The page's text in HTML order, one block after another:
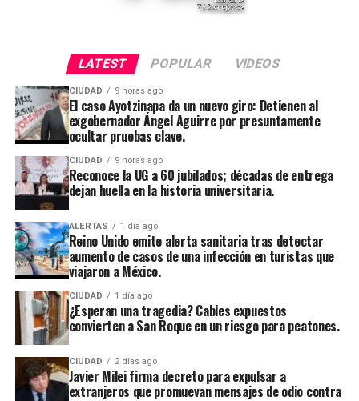
LATEST POPULAR VIDEOS
CIUDAD 9 horas ago
El caso Ayotzinapa da un nuevo giro: Detienen al
exgobernador Ángel Aguirre por presuntamente
ocultar pruebas clave.
CIUDAD 9 horas ago
Reconoce la UG a 60 jubilados; décadas de entrega
dejan huella en la historia universitaria.
ALERTAS 1 día ago
Reino Unido emite alerta sanitaria tras detectar
aumento de casos de una infección en turistas que
viajaron a México.
CIUDAD 1 día ago
¿Esperan una tragedia? Cables expuestos
convierten a San Roque en un riesgo para peatones.
CIUDAD 2 días ago
Javier Milei firma decreto para expulsar a
extranjeros que promuevan mensajes de odio contra